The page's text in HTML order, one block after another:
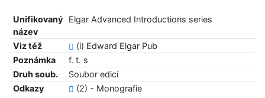
Unifikovaný
název
Elgar Advanced Introductions series
Viz též
(i) Edward Elgar Pub
Poznámka
f. t. s
Druh soub.
Soubor edicí
Odkazy
(2) - Monografie